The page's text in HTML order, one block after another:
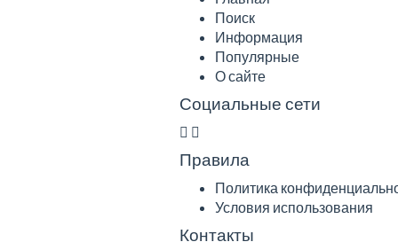
Поиск
Информация
Популярные
О сайте
Социальные сети
Правила
Политика
Условия использования
Контакты